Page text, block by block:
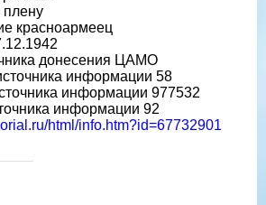
плену
красноармеец
донесения ЦАМО
информации 58
информации 977532
информации 92
html/info.htm?id=67732901